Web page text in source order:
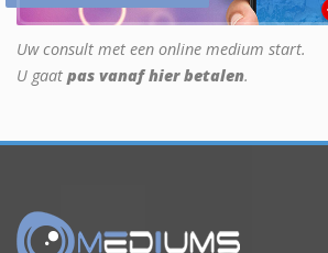
Uw consult met een online medium start.
U gaat pas vanaf hier betalen.